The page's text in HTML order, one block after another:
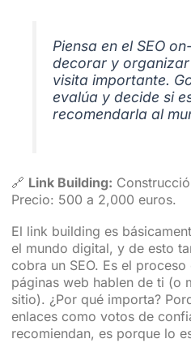
Piensa en el SEO
decorar y
visita importante.
evalúa y decide si
recomendarla al
🔗 Link Building:
Precio: 500 a 2,000 euros.
El link building es
el mundo digital, y de esto
cobra un SEO. Es el
páginas web hablen de ti (o
sitio). ¿Por qué importa?
enlaces como votos de
recomiendan, es porque lo